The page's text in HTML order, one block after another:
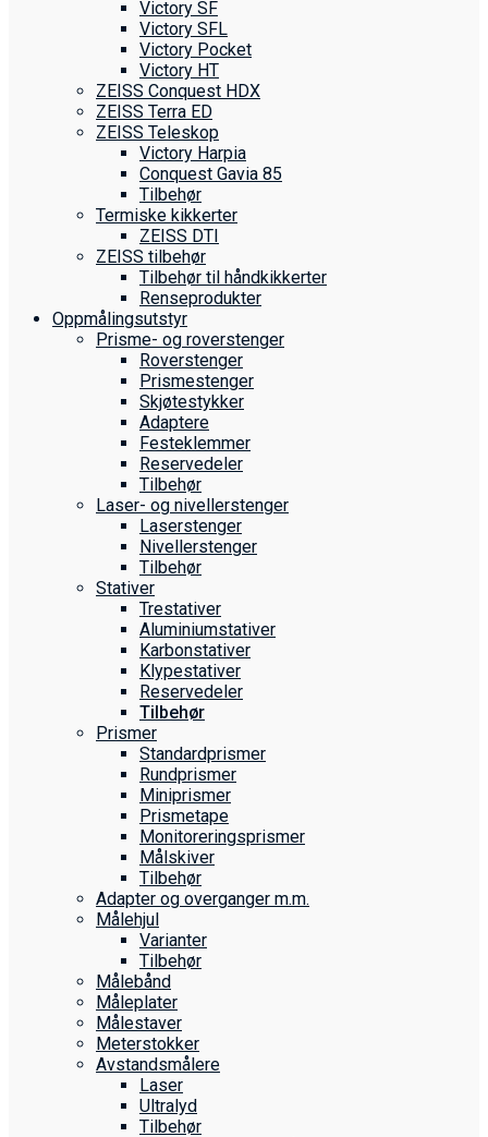
Victory SF
Victory SFL
Victory Pocket
Victory HT
ZEISS Conquest HDX
ZEISS Terra ED
ZEISS Teleskop
Victory Harpia
Conquest Gavia 85
Tilbehør
Termiske kikkerter
ZEISS DTI
ZEISS tilbehør
Tilbehør til håndkikkerter
Renseprodukter
Oppmålings­utstyr
Prisme- og roverstenger
Roverstenger
Prismestenger
Skjøtestykker
Adaptere
Festeklemmer
Reservedeler
Tilbehør
Laser- og nivellerstenger
Laserstenger
Nivellerstenger
Tilbehør
Stativer
Trestativer
Aluminiumstativer
Karbonstativer
Klypestativer
Reservedeler
Tilbehør
Prismer
Standardprismer
Rundprismer
Miniprismer
Prismetape
Monitoreringsprismer
Målskiver
Tilbehør
Adapter og overganger m.m.
Målehjul
Varianter
Tilbehør
Målebånd
Måleplater
Målestaver
Meterstokker
Avstandsmålere
Laser
Ultralyd
Tilbehør